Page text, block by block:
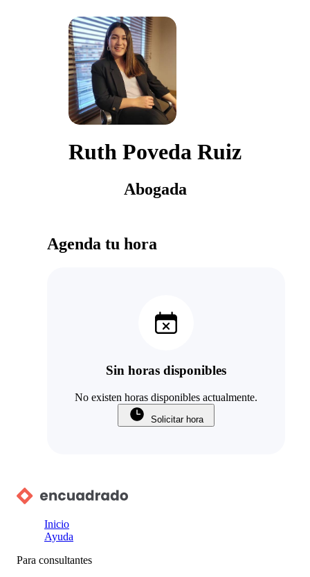
Ruth Poveda Ruiz
Abogada
Agenda tu hora
Sin horas disponibles
No existen horas disponibles actualmente.
Solicitar hora
Inicio
Ayuda
Para consultantes